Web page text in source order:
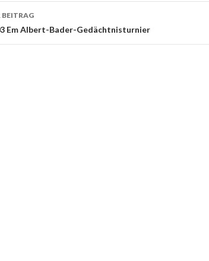
BEITRAG
Em Albert-Bader-Gedächtnisturnier